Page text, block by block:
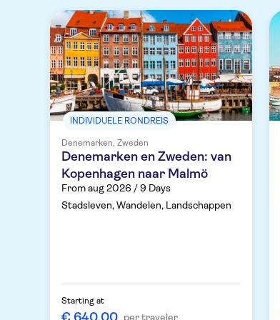
INDIVIDUELE RONDREIS
Denemarken, Zweden
Denemarken en Zweden: van
Kopenhagen naar Malmö
From aug 2026 / 9 Days
Stadsleven, Wandelen, Landschappen
Starting at
€ 640,00 per traveler